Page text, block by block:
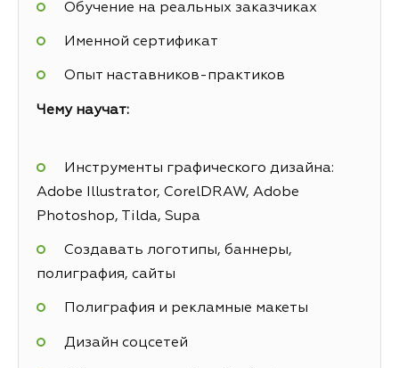
Обучение на реальных заказчиках
Именной сертификат
Опыт наставников-практиков
Чему научат:
Инструменты графического дизайна:
Adobe Illustrator, CorelDRAW, Adobe
Photoshop, Tilda, Supa
Создавать логотипы, баннеры,
полиграфия, сайты
Полиграфия и рекламные макеты
Дизайн соцсетей